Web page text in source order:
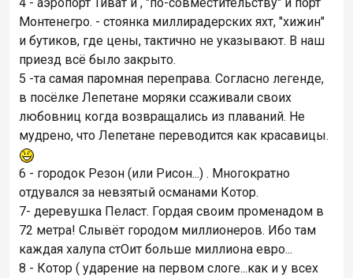
Монтенегро. - стоянка миллирадерских яхт, "хижин"
и бутиков, где цены, тактично не указывают. В наш
приезд всё было закрыто.
5 -та самая паромная переправа. Согласно легенде,
в посёлке Лепетане моряки ссаживали своих
любовниц когда возвращались из плаваний. Не
мудрено, что Лепетане переводится как красавицы.
6 - городок Резон (или Рисон...) . Многократно
отдувался за невзятый османами Котор.
7- деревушка Пеласт. Гордая своим променадом в
72 метра! Слывёт городом миллионеров. Ибо там
каждая халупа стОит больше миллиона евро...
8 - Котор ( ударение на первом слоге...как и у всех